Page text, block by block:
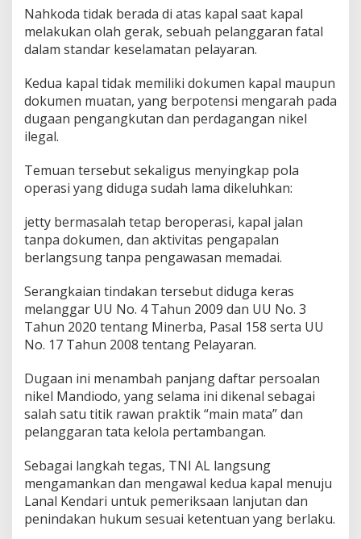
o
p
e
r
s
i
Nahkoda tidak berada di atas kapal saat kapal
melakukan olah gerak, sebuah pelanggaran fatal
dalam standar keselamatan pelayaran.
Kedua kapal tidak memiliki dokumen kapal maupun
dokumen muatan, yang berpotensi mengarah pada
dugaan pengangkutan dan perdagangan nikel
ilegal.
Temuan tersebut sekaligus menyingkap pola
operasi yang diduga sudah lama dikeluhkan:
jetty bermasalah tetap beroperasi, kapal jalan
tanpa dokumen, dan aktivitas pengapalan
berlangsung tanpa pengawasan memadai.
Serangkaian tindakan tersebut diduga keras
melanggar UU No. 4 Tahun 2009 dan UU No. 3
Tahun 2020 tentang Minerba, Pasal 158 serta UU
No. 17 Tahun 2008 tentang Pelayaran.
Dugaan ini menambah panjang daftar persoalan
nikel Mandiodo, yang selama ini dikenal sebagai
salah satu titik rawan praktik “main mata” dan
pelanggaran tata kelola pertambangan.
Sebagai langkah tegas, TNI AL langsung
mengamankan dan mengawal kedua kapal menuju
Lanal Kendari untuk pemeriksaan lanjutan dan
penindakan hukum sesuai ketentuan yang berlaku.